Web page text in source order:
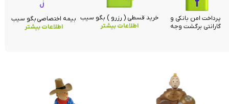
خرید قسطی ( رزرو ) بگو سیب
اطلاعات بیشتر
پرداخت امن بانکی و
گارانتی برگشت وجه
بیمه اختصاصی بگو سیب
اطلاعات بیشتر